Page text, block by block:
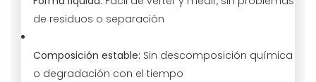
de residuos o separación
Composición estable: Sin descomposición química
o degradación con el tiempo